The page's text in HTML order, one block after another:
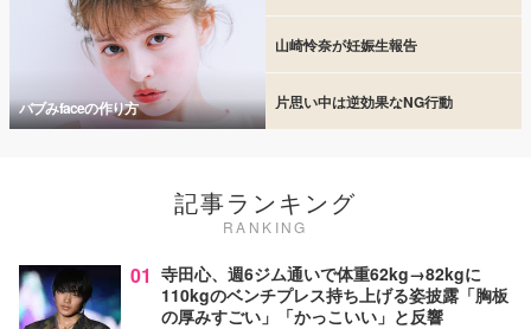
バブみfaceの作り方
山崎怜奈が妊娠生報告
片思い中は逆効果なNG行動
記事ランキング
RANKING
01 寺田心、週6ジム通いで体重62kg→82kgに
110kgのベンチプレス持ち上げる姿披露「胸板
の厚みすごい」「かっこいい」と反響